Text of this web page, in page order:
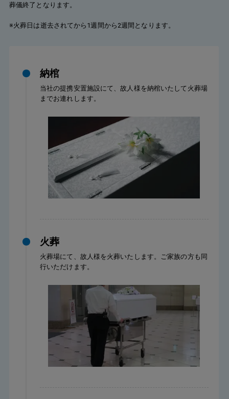
葬儀終了となります。
※火葬日は逝去されてから1週間から2週間となります。
納棺
当社の提携安置施設にて、故人様を納棺いたして火葬場
までお連れします。
火葬
火葬場にて、故人様を火葬いたします。ご家族の方も同
行いただけます。